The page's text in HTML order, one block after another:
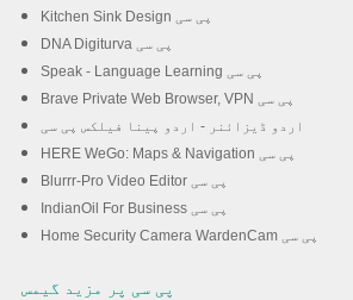
Kitchen Sink Design پی سی
DNA Digiturva پی سی
Speak - Language Learning پی سی
Brave Private Web Browser, VPN پی سی
اردو ڈیزائنر - اردو پینا فیلکس پی سی
HERE WeGo: Maps & Navigation پی سی
Blurrr-Pro Video Editor پی سی
IndianOil For Business پی سی
Home Security Camera WardenCam پی سی
پی سی پر مزید گیمس